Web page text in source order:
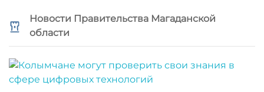
Новости Правительства Магаданской
области